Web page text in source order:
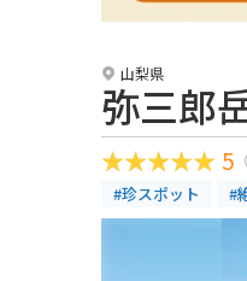
山梨県
弥三郎
5
#珍スポット #